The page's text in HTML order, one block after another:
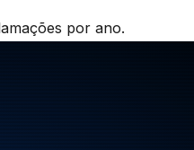
por ano.